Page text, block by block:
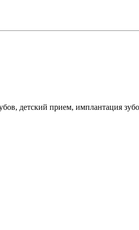
детский прием, имплантация